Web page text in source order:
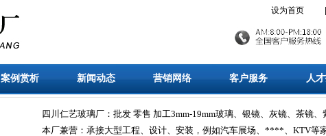
设为首页
案例赏析 新闻动态 营销网络 客户服务 人
四川仁艺玻璃厂：批发 零售 加工3mm-19mm玻璃、银镜、灰镜、茶镜、紫
本厂兼营：承接大型工程、设计、安装，例如汽车展场、****、KTV等家具